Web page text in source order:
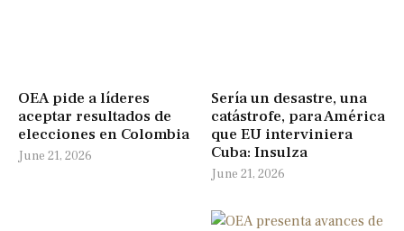
OEA pide a líderes
aceptar resultados de
elecciones en Colombia
June 21, 2026
Sería un desastre, una
catástrofe, para América
que EU interviniera
Cuba: Insulza
June 21, 2026